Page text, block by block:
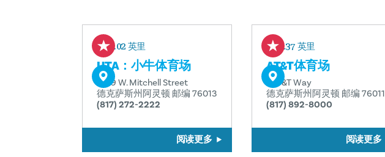
1.02 英里
UTA：小牛体育场
1309 W. Mitchell Street
德克萨斯州阿灵顿 邮编 76013
(817) 272-2222
阅读更多
1.37 英里
AT&T体育场
1 AT&T Way
德克萨斯州阿灵顿 邮编 76011
(817) 892-8000
阅读更多